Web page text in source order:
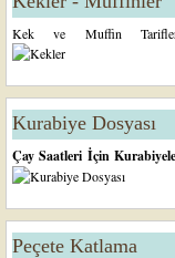
Kek ve Muffin
Kurabiye Dosyası
Çay Saatleri İçin
Peçete Katlama